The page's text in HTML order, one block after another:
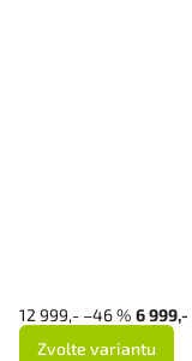
12 999,- –46 % 6 999,-
Zvolte variantu